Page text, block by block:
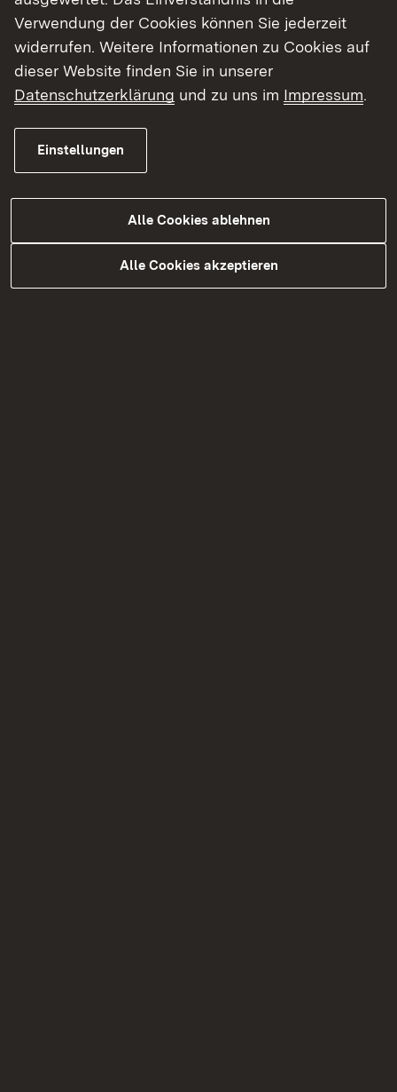
Verwendung der Cookies können Sie jederzeit
widerrufen. Weitere Informationen zu Cookies auf
dieser Website finden Sie in unserer
Datenschutzerklärung und zu uns im Impressum.
Einstellungen
Alle Cookies ablehnen
Alle Cookies akzeptieren